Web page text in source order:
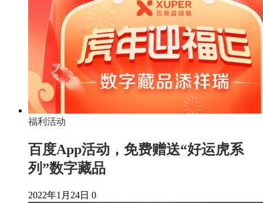
福利活动
百度App活动，免费赠送“好运虎系
列”数字藏品
2022年1月24日 0